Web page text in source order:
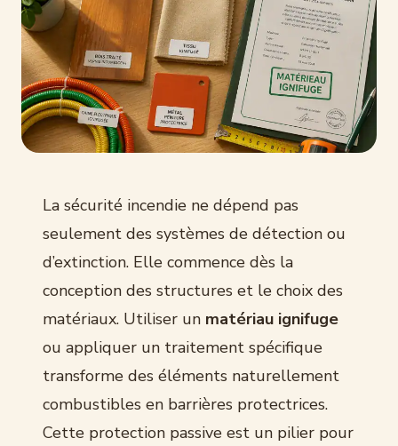
La sécurité incendie ne dépend pas
seulement des systèmes de détection ou
d’extinction. Elle commence dès la
conception des structures et le choix des
matériaux. Utiliser un matériau ignifuge
ou appliquer un traitement spécifique
transforme des éléments naturellement
combustibles en barrières protectrices.
Cette protection passive est un pilier pour